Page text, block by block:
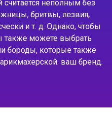
неполным без
бритвы, лезвия,
и т. д. Однако, чтобы
также можете выбрать
бороды, которые также
ваш бренд.